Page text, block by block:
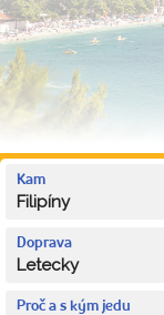
Kam
Filipíny
Doprava
Letecky
Proč a s kým jedu